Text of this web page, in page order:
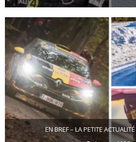
EN BREF – LA PETITE